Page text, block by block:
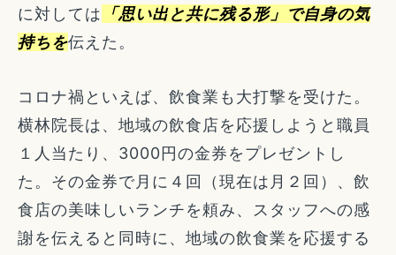
に対しては 「思い出と共に残る形」で自身の気
持ちを伝えた。
コロナ禍といえば、飲食業も大打撃を受けた。
横林院長は、地域の飲食店を応援しようと職員
１人当たり、3000円の金券をプレゼントし
た。その金券で月に４回（現在は月２回）、飲
食店の美味しいランチを頼み、スタッフへの感
謝を伝えると同時に、地域の飲食業を応援する